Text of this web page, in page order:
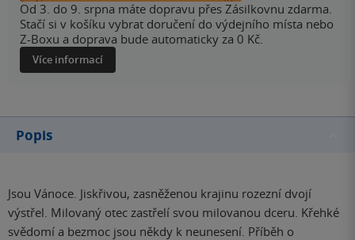
Od 3. do 9. srpna máte dopravu přes Zásilkovnu zdarma.
Stačí si v košíku vybrat doručení do výdejního místa nebo
Z-Boxu a doprava bude automaticky za 0 Kč.
Více informací
Popis
Jsou Vánoce. Jiskřivou, zasněženou krajinu rozezní dvojí
výstřel. Milovaný otec zastřelí svou milovanou dceru. Křehké
svědomí a bezmoc jsou někdy k neunesení. Příběh o